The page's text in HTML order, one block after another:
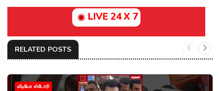
LIVE 24 X 7
RELATED POSTS
வீடியோ ஸ்டோரி